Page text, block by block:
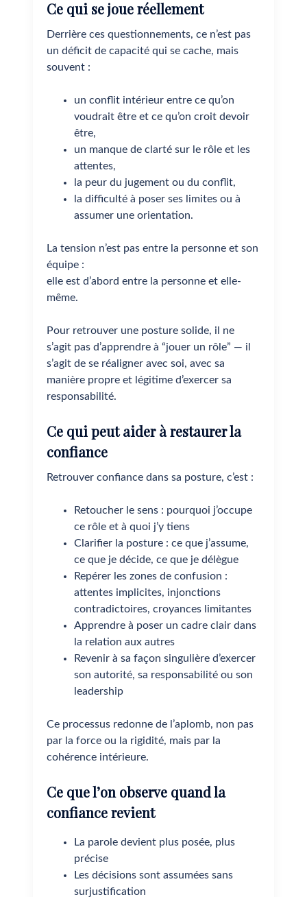
Ce qui se joue réellement
Derrière ces questionnements, ce n’est pas
un déficit de capacité qui se cache, mais
souvent :
un conflit intérieur entre ce qu’on
voudrait être et ce qu’on croit devoir
être,
un manque de clarté sur le rôle et les
attentes,
la peur du jugement ou du conflit,
la difficulté à poser ses limites ou à
assumer une orientation.
La tension n’est pas entre la personne et son
équipe :
elle est d’abord entre la personne et elle-
même.
Pour retrouver une posture solide, il ne
s’agit pas d’apprendre à “jouer un rôle” — il
s’agit de se réaligner avec soi, avec sa
manière propre et légitime d’exercer sa
responsabilité.
Ce qui peut aider à restaurer la
confiance
Retrouver confiance dans sa posture, c’est :
Retoucher le sens : pourquoi j’occupe
ce rôle et à quoi j’y tiens
Clarifier la posture : ce que j’assume,
ce que je décide, ce que je délègue
Repérer les zones de confusion :
attentes implicites, injonctions
contradictoires, croyances limitantes
Apprendre à poser un cadre clair dans
la relation aux autres
Revenir à sa façon singulière d’exercer
son autorité, sa responsabilité ou son
leadership
Ce processus redonne de l’aplomb, non pas
par la force ou la rigidité, mais par la
cohérence intérieure.
Ce que l’on observe quand la
confiance revient
La parole devient plus posée, plus
précise
Les décisions sont assumées sans
surjustification